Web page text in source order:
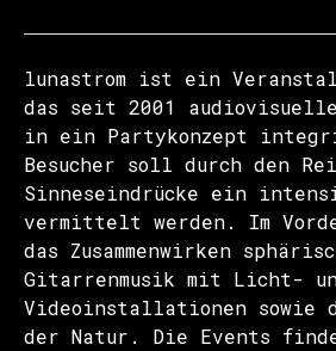
lunastrom ist ein
das seit 2001 audiovisuelle
in ein Partykonzept
Besucher soll durch den
Sinneseindrücke ein
vermittelt werden. Im
das Zusammenwirken
Gitarrenmusik mit Licht-
Videoinstallationen sowie
der Natur. Die Events